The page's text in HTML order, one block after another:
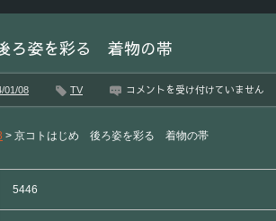
ろ姿を彩る 着物の帯
01/08 TV
京
コ
は
コメントを受け付けていません
> 京コトはじめ 後ろ姿を彩る 着物の帯
5446